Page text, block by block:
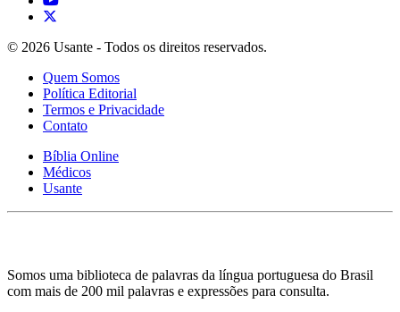
© 2026 Usante - Todos os direitos reservados.
Quem Somos
Política Editorial
Termos e Privacidade
Contato
Bíblia Online
Médicos
Usante
Somos uma biblioteca de palavras da língua portuguesa do Brasil
com mais de 200 mil palavras e expressões para consulta.